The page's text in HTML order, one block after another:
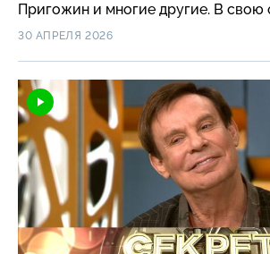
Пригожин и многие другие. В свою
Киркоров рассказал про отца и
во время концерта на нем
30 АПРЕЛЯ 2026